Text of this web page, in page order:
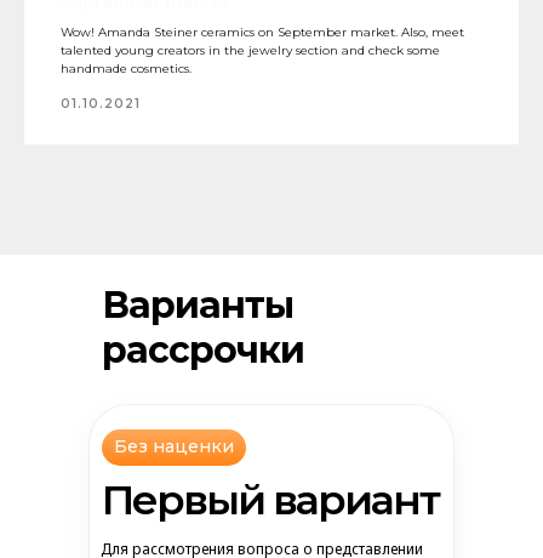
Wow! Amanda Steiner ceramics on September market. Also, meet
talented young creators in the jewelry section and check some
handmade cosmetics.
01.10.2021
Для рассмотрения вопроса о представлении
Первый вариант
Без наценки
Варианты
рассрочки